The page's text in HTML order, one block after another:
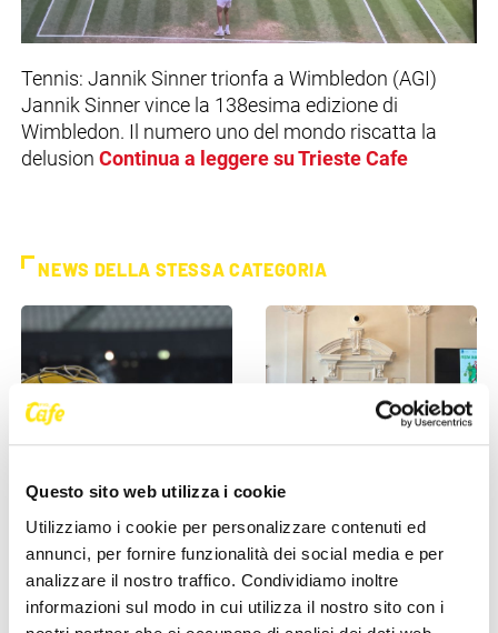
Questo sito web utilizza i cookie
Utilizziamo i cookie per personalizzare contenuti ed
annunci, per fornire funzionalità dei social media e per
analizzare il nostro traffico. Condividiamo inoltre
informazioni sul modo in cui utilizza il nostro sito con i
Tennis: Jannik Sinner trionfa a Wimbledon (AGI)
Jannik Sinner vince la 138esima edizione di
Wimbledon. Il numero uno del mondo riscatta la
delusion Continua a leggere su Trieste Cafe
NEWS DELLA STESSA CATEGORIA
SPORT
maschile: 13ma giornata di
ritorno, Trieste batte il
Salerno
dal 28 al 31 maggio torna la
Festa dello Sport 2026